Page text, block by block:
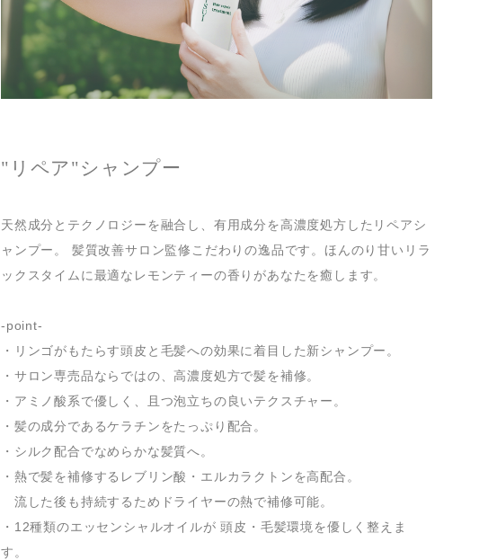
"リペア"シャンプー
天然成分とテクノロジーを融合し、有用成分を高濃度処方したリペアシ
ャンプー。 髪質改善サロン監修こだわりの逸品です。ほんのり甘いリラ
ックスタイムに最適なレモンティーの香りがあなたを癒します。
-point-
・リンゴがもたらす頭皮と毛髪への効果に着目した新シャンプー。
・サロン専売品ならではの、高濃度処方で髪を補修。
・アミノ酸系で優しく、且つ泡立ちの良いテクスチャー。
・髪の成分であるケラチンをたっぷり配合。
・シルク配合でなめらかな髪質へ。
・熱で髪を補修するレブリン酸・エルカラクトンを高配合。
流した後も持続するためドライヤーの熱で補修可能。
・12種類のエッセンシャルオイルが 頭皮・毛髪環境を優しく整えま
す。